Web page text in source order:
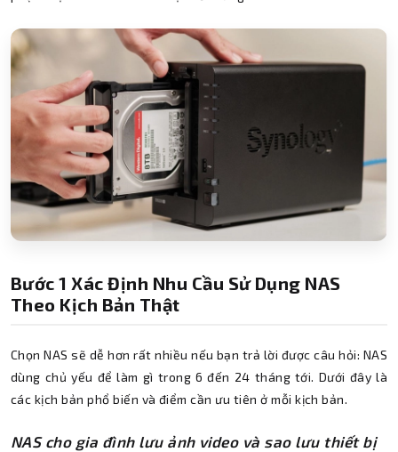
Bước 1 Xác Định Nhu Cầu Sử Dụng NAS
Theo Kịch Bản Thật
Chọn NAS sẽ dễ hơn rất nhiều nếu bạn trả lời được câu hỏi: NAS
dùng chủ yếu để làm gì trong 6 đến 24 tháng tới. Dưới đây là
các kịch bản phổ biến và điểm cần ưu tiên ở mỗi kịch bản.
NAS cho gia đình lưu ảnh video và sao lưu thiết bị